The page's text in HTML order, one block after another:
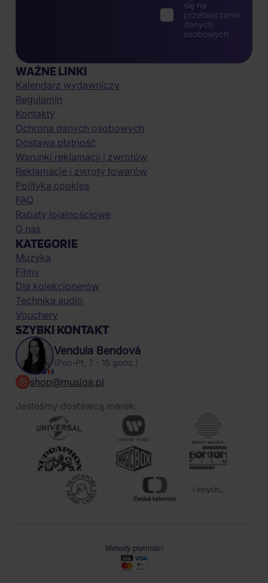
się na
przetwarzanie
danych
osobowych
WAŻNE LINKI
Kalendarz wydawniczy
Regulamin
Kontakty
Ochrona danych osobowych
Dostawa płatność
Warunki reklamacji i zwrotów
Reklamacje i zwroty towarów
Polityka cookies
FAQ
Rabaty lojalnościowe
O nas
KATEGORIE
Muzyka
Filmy
Dla kolekcjonerów
Technika audio
Vouchery
SZYBKI KONTAKT
Vendula Bendová
(Pon-Pt, 7 - 15 godz.)
shop@musiqa.pl
Jesteśmy dostawcą marek:
i innych...
Metody płatności